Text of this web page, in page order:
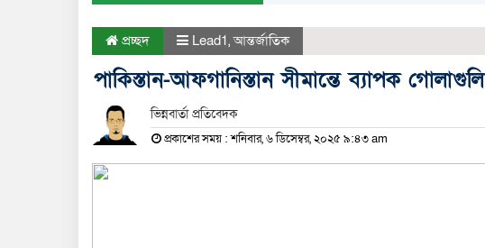
প্রচ্ছদ Lead1,আন্তর্জাতিক
পাকিস্তান-আফগানিস্তান সীমান্তে ব্যাপক গোলাগুলি
ভিন্নবার্তা প্রতিবেদক
প্রকাশের সময় : শনিবার, ৬ ডিসেম্বর, ২০২৫ ৯:৪৩ am